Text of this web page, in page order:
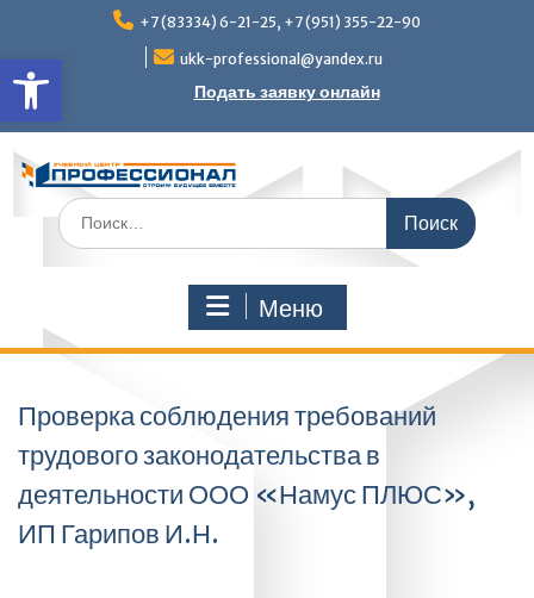
Открыть панель
содержимому
+7 (83334) 6-21-25, +7 (951) 355-22-90
ukk-professional@yandex.ru
Подать заявку онлайн
Поиск
по:
Меню
Проверка соблюдения требований
трудового законодательства в
деятельности ООО «Намус ПЛЮС»,
ИП Гарипов И.Н.